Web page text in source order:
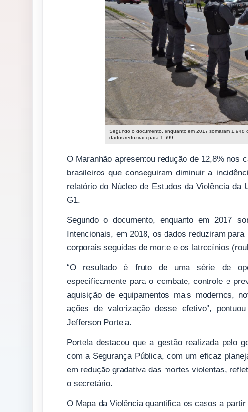
Segundo o documento, enquanto em 2017 somaram 1.948
dados reduziram para 1.699
O Maranhão apresentou redução de 12,8% nos
brasileiros que conseguiram diminuir a
relatório do Núcleo de Estudos da Violência da
G1.
Segundo o documento, enquanto em 2017
Intencionais, em 2018, os dados reduziram
corporais seguidas de morte e os latrocínios
“O resultado é fruto de uma série de
especificamente para o combate, controle e
aquisição de equipamentos mais modernos,
ações de valorização desse efetivo”,
Jefferson Portela.
Portela destacou que a gestão realizada pelo
com a Segurança Pública, com um eficaz
em redução gradativa das mortes violentas,
o secretário.
O Mapa da Violência quantifica os casos a